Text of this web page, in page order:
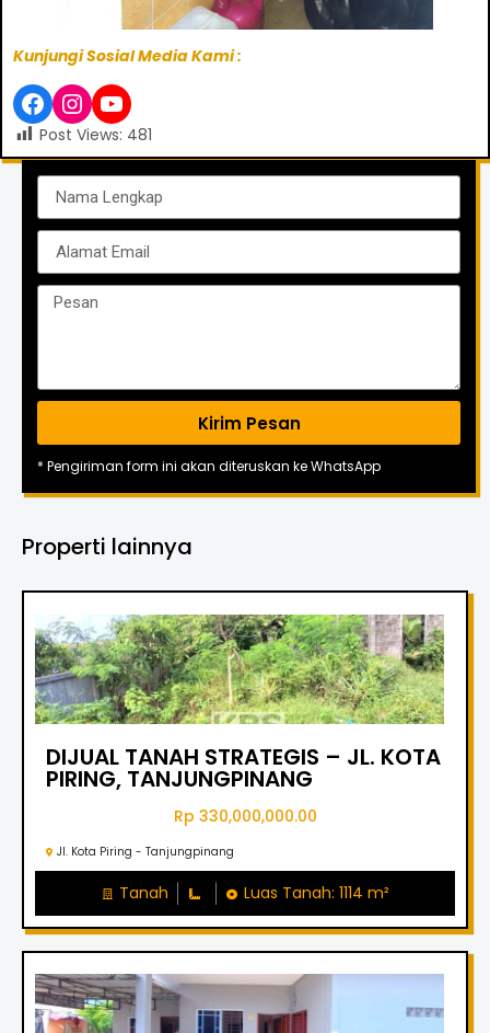
Kunjungi Sosial Media Kami :
Post Views: 481
Kirim Pesan
* Pengiriman form ini akan diteruskan ke WhatsApp
Properti lainnya
DIJUAL TANAH STRATEGIS – JL. KOTA
PIRING, TANJUNGPINANG
Rp 330,000,000.00
Jl. Kota Piring - Tanjungpinang
Tanah Luas Tanah: 1114 m²